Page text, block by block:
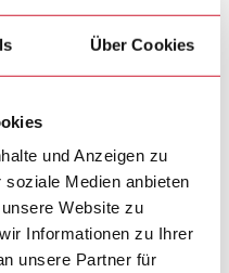
Über Cookies
und Anzeigen zu
Medien anbieten
Website zu
Informationen zu Ihrer
unsere Partner für
Gruppe, welche weltweit
produziert und
in
kommen.